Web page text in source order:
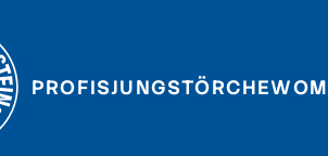
PROFISJUNGSTÖRCHE